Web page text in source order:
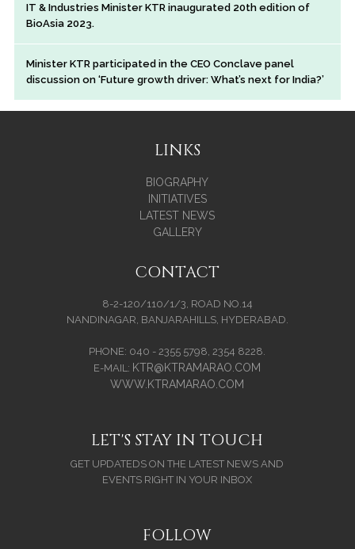
IT & Industries Minister KTR inaugurated 20th edition of
BioAsia 2023.
Minister KTR participated in the CEO Conclave panel
discussion on ‘Future growth driver: What’s next for India?’
LINKS
BIOGRAPHY
INITIATIVES
LATEST NEWS
GALLERY
CONTACT
8-2-120/110/1/3, ROAD NO.14
NANDINAGAR, BANJARAHILLS, HYDERABAD.
PHONE: 040 - 2355 5798, 2354 8228.
E-MAIL: KTR@KTRAMARAO.COM
WWW.KTRAMARAO.COM
LET'S STAY IN TOUCH
GET UPDATEDS ON THE LATEST NEWS AND
EVENTS RIGHT IN YOUR INBOX
FOLLOW